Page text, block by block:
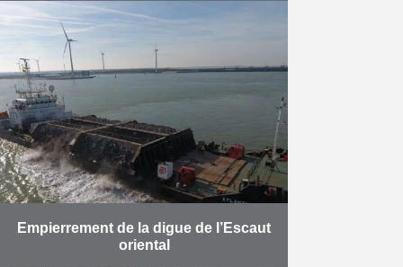
Les travaux se sont déroulés en
deux phases: Phase 1:
assainissement et désamiantage
de remblais sur des terrains de
particuliers à Kapelle-op-den-Bos.
Les travaux consistaient …
En savoir plus
Empierrement de la digue de l’Escaut
oriental